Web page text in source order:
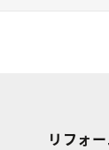
リフォ